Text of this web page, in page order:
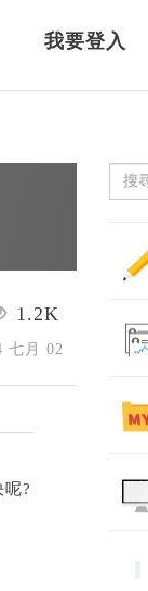
我要登入
1.2K
七月 02
?